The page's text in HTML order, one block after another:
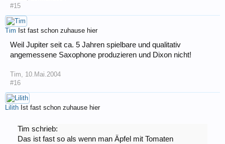
#15
Tim Ist fast schon zuhause hier
Weil Jupiter seit ca. 5 Jahren spielbare und qualitativ
angemessene Saxophone produzieren und Dixon nicht!
Tim
10.Mai.2004
#16
Lilith Ist fast schon zuhause hier
Tim schrieb:
Das ist fast so als wenn man Äpfel mit Tomaten